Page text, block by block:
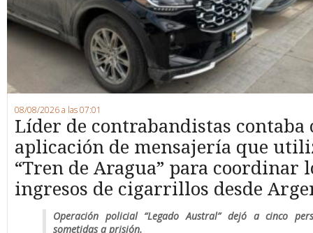
08/08/2026 a las 07:01
Líder de contrabandistas contaba
aplicación de mensajería que
“Tren de Aragua” para coordinar
ingresos de cigarrillos desde
Operación policial “Legado Austral” dejó a cinco
sometidas a prisión.